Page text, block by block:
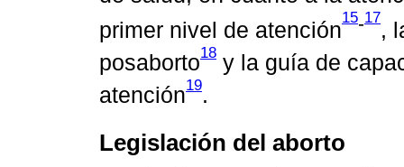
primer nivel de atención
15-17
,
posaborto18 y la guía de
atención19.
Legislación del aborto